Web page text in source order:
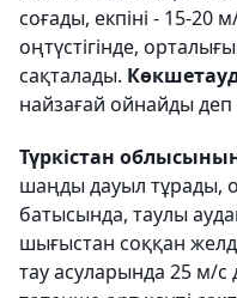
соғады, екпіні - 15-
оңтүстігінде,
сақталады.
найзағай ойнайды деп
Түркістан
шаңды дауыл тұрады,
батысында, таулы
шығыстан соққан
тау асуларында 25 м/с